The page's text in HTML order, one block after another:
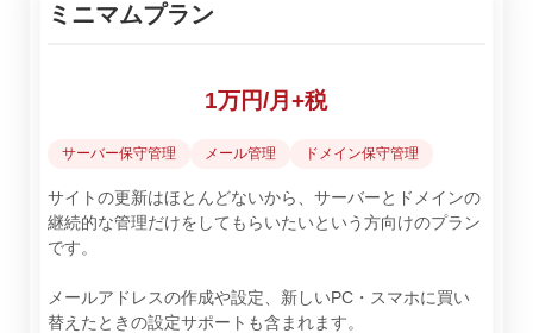
ミニマムプラン
1万円/月+税
サーバー保守管理 メール管理 ドメイン保守管理
サイトの更新はほとんどないから、サーバーとドメインの
継続的な管理だけをしてもらいたいという方向けのプラン
です。
メールアドレスの作成や設定、新しいPC・スマホに買い
替えたときの設定サポートも含まれます。